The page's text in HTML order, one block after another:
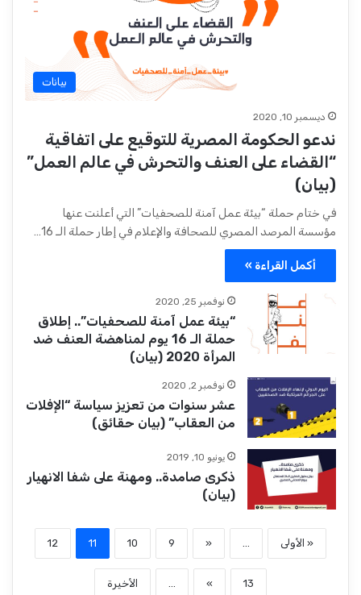
بيانات
ديسمبر 10, 2020
ندعو الحكومة المصرية للتوقيع على اتفاقية
“القضاء على العنف والتحرش في عالم العمل”
(بيان)
في ختام حملة “بيئة عمل آمنة للصحفيات” التي أعلنت عنها
مؤسسة المرصد المصري للصحافة والإعلام في إطار حملة الـ 16…
أكمل القراءة »
نوفمبر 25, 2020
“بيئة عمل آمنة للصحفيات”.. إطلاق
حملة الـ 16 يوم لمناهضة العنف ضد
المرأة 2020 (بيان)
نوفمبر 2, 2020
عشر سنوات من تعزيز سياسة “الإفلات
من العقاب” (بيان حقائق)
يونيو 10, 2019
ذكرى صامدة.. ومهنة على شفا الانهيار
(بيان)
« الأولى ...
«
9
10
11
12
13
»
... الأخيرة